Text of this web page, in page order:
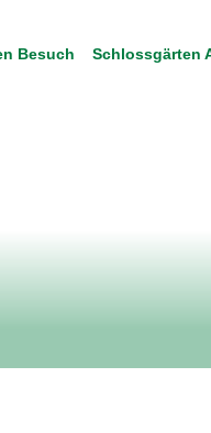
Besuch Schlossgärten